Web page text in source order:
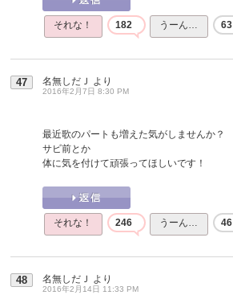
それな！ 182 うーん… 63
47 名無しだＪ より
2016年2月7日 8:30 PM
最近歌のパートも増えた気がしませんか？
サビ前とか
体に気を付けて頑張ってほしいです！
それな！ 246 うーん… 46
48 名無しだＪ より
2016年2月14日 11:33 PM